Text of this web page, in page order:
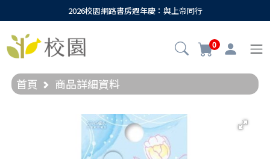
2026校園網路書房週年慶：與上帝同行
0
首頁 商品詳細資料